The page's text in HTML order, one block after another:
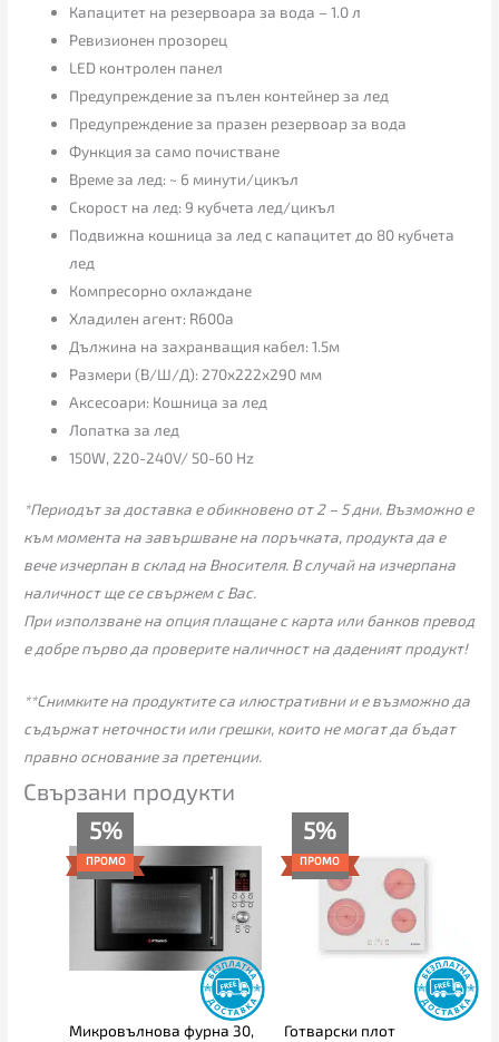
Капацитет на резервоара за вода – 1.0 л
Ревизионен прозорец
LED контролен панел
Предупреждение за пълен контейнер за лед
Предупреждение за празен резервоар за вода
Функция за само почистване
Време за лед: ~ 6 минути/цикъл
Скорост на лед: 9 кубчета лед/цикъл
Подвижна кошница за лед с капацитет до 80 кубчета
лед
Компресорно охлаждане
Хладилен агент: R600a
Дължина на захранващия кабел: 1.5м
Размери (В/Ш/Д): 270x222x290 мм
Аксесоари: Кошница за лед
Лопатка за лед
150W, 220-240V/ 50-60 Hz
*Периодът за доставка е обикновено от 2 – 5 дни. Възможно е
към момента на завършване на поръчката, продукта да е
вече изчерпан в склад на Вносителя. В случай на изчерпана
наличност ще се свържем с Вас.
При използване на опция плащане с карта или банков превод
е добре първо да проверите наличност на даденият продукт!
**Снимките на продуктите са илюстративни и е възможно да
съдържат неточности или грешки, които не могат да бъдат
правно основание за претенции.
Свързани продукти
5%
ПРОМО
Микровълнова фурна 30,
259.00€
(506.56
лв.).
е:
245.00€
(479.18
5%
ПРОМО
Готварски плот
(733.44
е:
356.00€
(696.28
лв.).